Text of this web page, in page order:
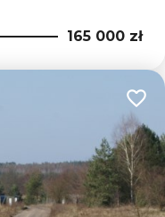
165 000 zł